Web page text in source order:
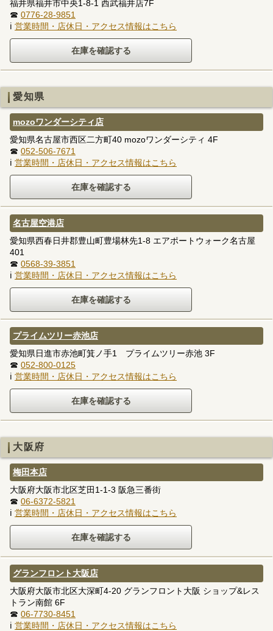
福井県福井市中央1-8-1 西武福井店7F
☎ 0776-28-9851
ℹ 営業時間・店休日・アクセス情報はこちら
愛知県
mozoワンダーシティ店
愛知県名古屋市西区二方町40 mozoワンダーシティ 4F
☎ 052-506-7671
ℹ 営業時間・店休日・アクセス情報はこちら
名古屋空港店
愛知県西春日井郡豊山町豊場林先1-8 エアポートウォーク名古屋
401
☎ 0568-39-3851
ℹ 営業時間・店休日・アクセス情報はこちら
プライムツリー赤池店
愛知県日進市赤池町箕ノ手1 プライムツリー赤池 3F
☎ 052-800-0125
ℹ 営業時間・店休日・アクセス情報はこちら
大阪府
梅田本店
大阪府大阪市北区芝田1-1-3 阪急三番街
☎ 06-6372-5821
ℹ 営業時間・店休日・アクセス情報はこちら
グランフロント大阪店
大阪府大阪市北区大深町4-20 グランフロント大阪 ショップ&レス
トラン南館 6F
☎ 06-7730-8451
ℹ 営業時間・店休日・アクセス情報はこちら